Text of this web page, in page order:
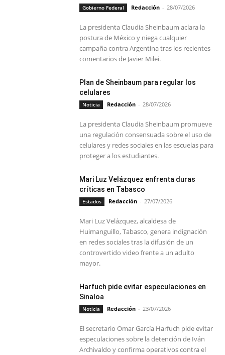
Gobierno Federal Redacción - 28/07/2026
La presidenta Claudia Sheinbaum aclara la
postura de México y niega cualquier
campaña contra Argentina tras los recientes
comentarios de Javier Milei.
Plan de Sheinbaum para regular los
celulares
Noticia Redacción - 28/07/2026
La presidenta Claudia Sheinbaum promueve
una regulación consensuada sobre el uso de
celulares y redes sociales en las escuelas para
proteger a los estudiantes.
Mari Luz Velázquez enfrenta duras
críticas en Tabasco
Estados Redacción - 27/07/2026
Mari Luz Velázquez, alcaldesa de
Huimanguillo, Tabasco, genera indignación
en redes sociales tras la difusión de un
controvertido video frente a un adulto
mayor.
Harfuch pide evitar especulaciones en
Sinaloa
Noticia Redacción - 23/07/2026
El secretario Omar García Harfuch pide evitar
especulaciones sobre la detención de Iván
Archivaldo y confirma operativos contra el